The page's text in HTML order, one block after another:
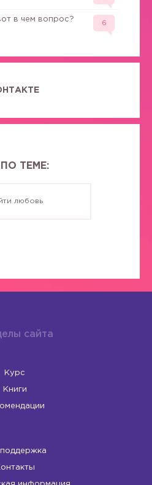
в чем вопрос?
6
ТЕМЕ:
сайта
Курс
Книги
поддержка